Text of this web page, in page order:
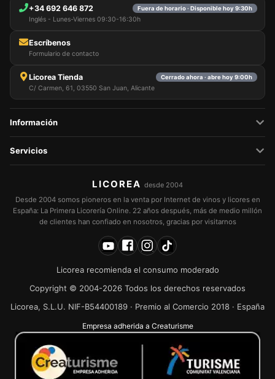
+34 692 646 872 Fuera de horario · Disponible hoy 9:30h
Inglés - Lunes-Viernes 09:30-16:30h
Escríbenos
Formulario de contacto
Licorea Tienda Cerrado ahora · abre hoy 9:00h
C/ Carmen, 61, 03550 San Juan, Alicante
Información
Servicios
LICOREA desde 2004
Desde 2004 somos pioneros en la venta por Internet de vinos y licores en
España: La Primera Licorería Online. 22 años después, más de medio millón
de clientes han confiado en nosotros, gracias por visitarnos
Licorea recomienda el consumo moderado
Copyright © 2004-2026 Todos los derechos reservados
Licorea, S.L.U. NIF-B54400189 · Premio al Comercio 2018 · España
Empresa adherida a Creaturisme